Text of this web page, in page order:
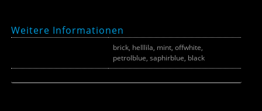
Weitere Informationen
brick, helllila, mint, offwhite,
petrolblue, saphirblue, black